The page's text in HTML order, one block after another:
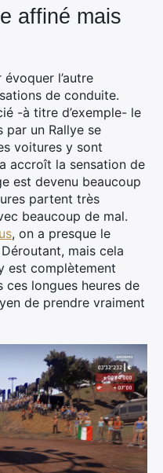
affiné mais
l’autre
de conduite.
-à titre d’exemple- le
par un Rallye se
voitures y sont
accroît la sensation de
est devenu beaucoup
partent très
beaucoup de mal.
, on a presque le
mais cela
est complètement
ces longues heures de
de prendre vraiment